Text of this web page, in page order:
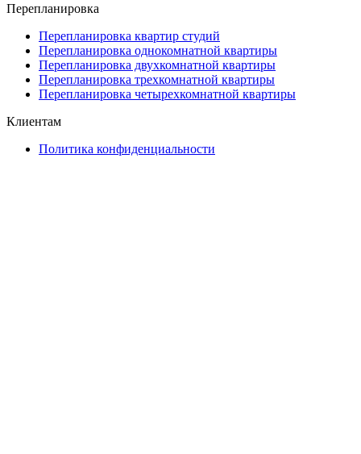
Перепланировка
Перепланировка квартир студий
Перепланировка однокомнатной квартиры
Перепланировка двухкомнатной квартиры
Перепланировка трехкомнатной квартиры
Перепланировка четырехкомнатной квартиры
Клиентам
Политика конфиденциальности